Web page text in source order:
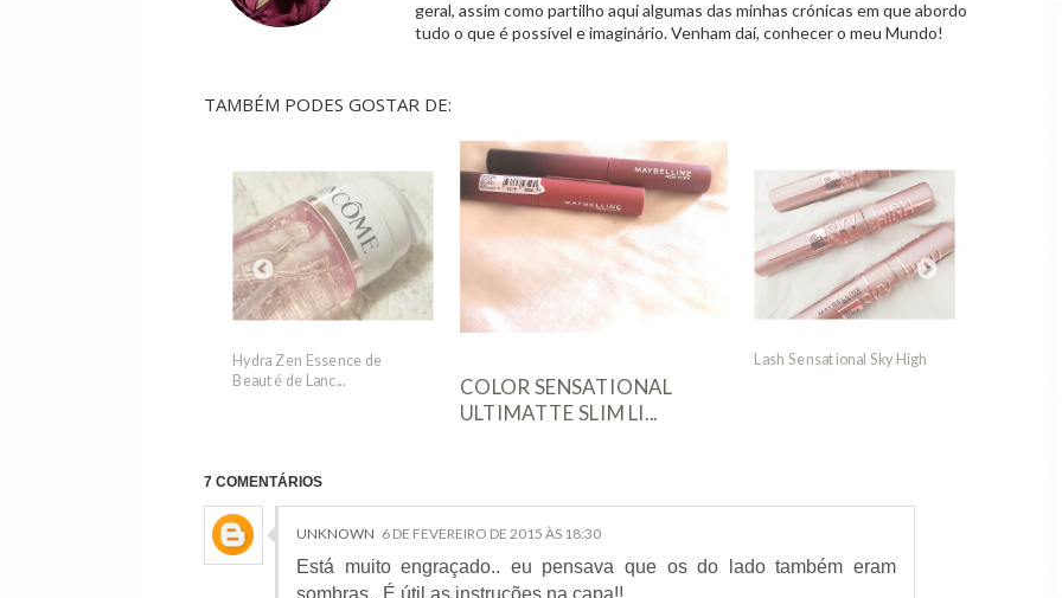
geral, assim como partilho aqui algumas das minhas crónicas em que abordo
tudo o que é possível e imaginário. Venham daí, conhecer o meu Mundo!
TAMBÉM PODES GOSTAR DE:
COLOR SENSATIONAL
ULTIMATTE SLIM LI...
Lash Sensational Sky High
Wild Bronze Glow
7 COMENTÁRIOS
UNKNOWN 6 DE FEVEREIRO DE 2015 ÀS 18:30
Está muito engraçado.. eu pensava que os do lado também eram